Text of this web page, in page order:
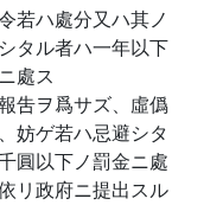
若ハ處分又ハ其ノ
タル者ハ一年以下
處ス
吿ヲ爲サズ、虛僞
妨ゲ若ハ忌避シタ
圓以下ノ罰金ニ處
リ政府ニ提出スル